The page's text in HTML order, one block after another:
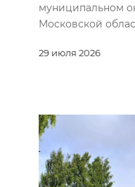
29 июля 2026
муниципальном
Московской